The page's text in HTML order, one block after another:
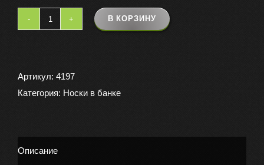
Количество
в
банке
В КОРЗИНУ
Артикул: 4197
Категория: Носки в банке
Описание